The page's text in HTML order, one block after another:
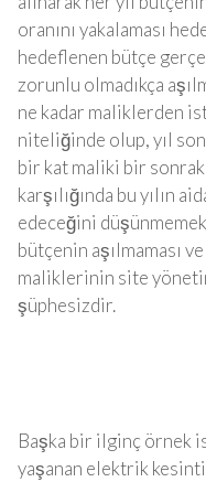
oranını yakalaması
hedeflenen bütçe
zorunlu olmadıkça
ne kadar maliklerden
niteliğinde olup, yıl
bir kat maliki bir
karşılığında bu yılın
edeceğini
bütçenin aşılmaması
maliklerinin site
şüphesizdir.
Başka bir ilginç örnek
yaşanan elektrik